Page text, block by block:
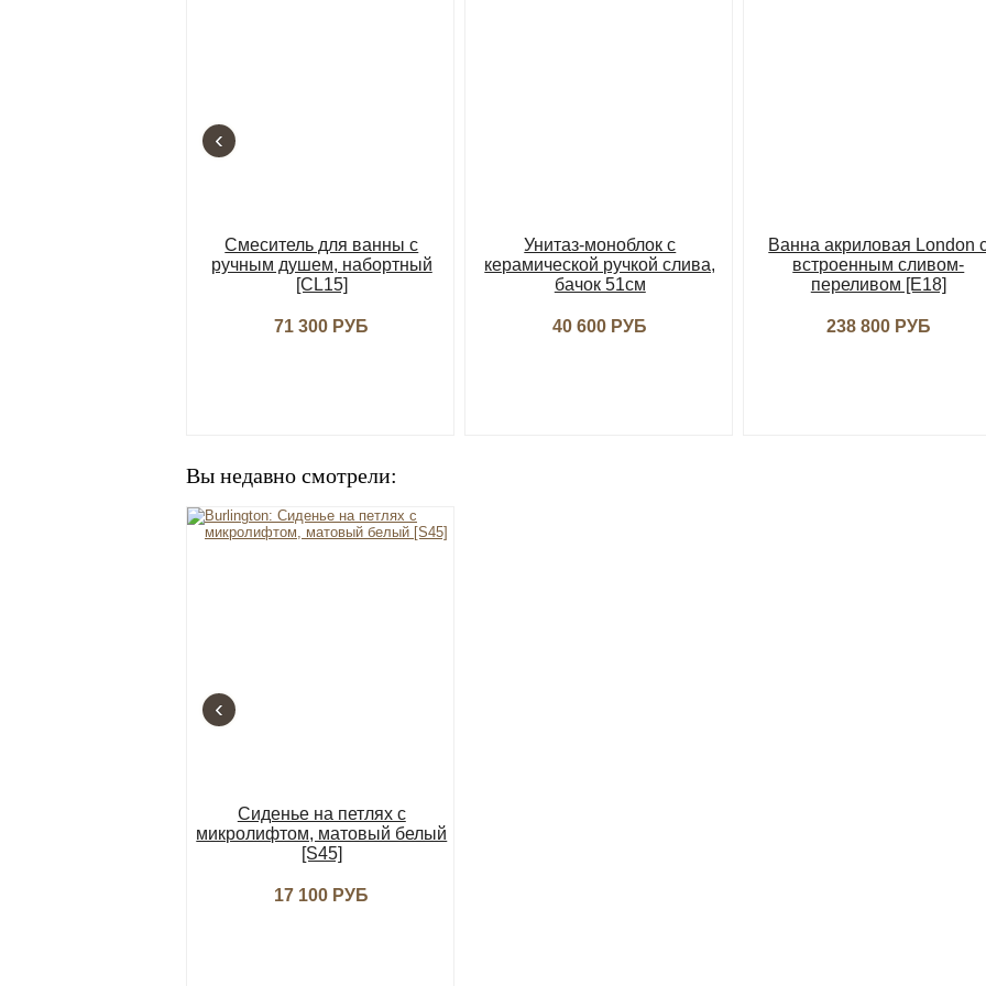
Смеситель для ванны с
ручным душем, набортный
[CL15]
71 300 РУБ
Унитаз-моноблок с
керамической ручкой слива,
бачок 51см
40 600 РУБ
Ванна акриловая London
встроенным сливом-
переливом [E18]
238 800 РУБ
‹
Вы недавно смотрели:
Сиденье на петлях с
микролифтом, матовый белый
[S45]
17 100 РУБ
‹